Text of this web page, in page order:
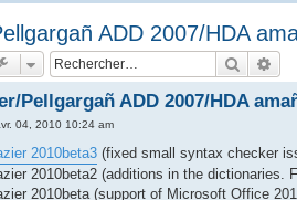
ADD 2007/HDA
Pellgargañ ADD 2007/HDA
04, 2010 10:24 am
2010beta3 (fixed small syntax checker
2010beta2 (additions in the dictionaries.
2010beta (support of Microsoft Office